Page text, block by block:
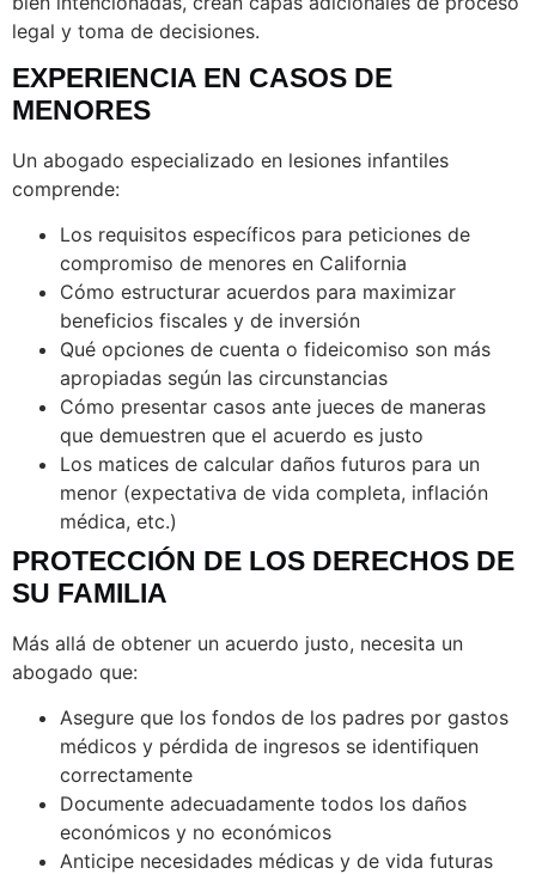
legal y toma de decisiones.
EXPERIENCIA EN CASOS DE
MENORES
Un abogado especializado en lesiones infantiles
comprende:
Los requisitos específicos para peticiones de
compromiso de menores en California
Cómo estructurar acuerdos para maximizar
beneficios fiscales y de inversión
Qué opciones de cuenta o fideicomiso son más
apropiadas según las circunstancias
Cómo presentar casos ante jueces de maneras
que demuestren que el acuerdo es justo
Los matices de calcular daños futuros para un
menor (expectativa de vida completa, inflación
médica, etc.)
PROTECCIÓN DE LOS DERECHOS DE
SU FAMILIA
Más allá de obtener un acuerdo justo, necesita un
abogado que:
Asegure que los fondos de los padres por gastos
médicos y pérdida de ingresos se identifiquen
correctamente
Documente adecuadamente todos los daños
económicos y no económicos
Anticipe necesidades médicas y de vida futuras